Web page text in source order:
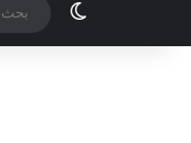
الوضع